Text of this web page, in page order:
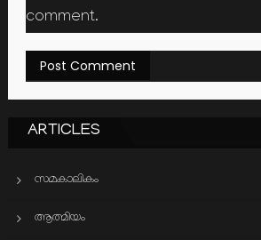
comment.
ARTICLES
സമകാലികം
ആത്മിയം